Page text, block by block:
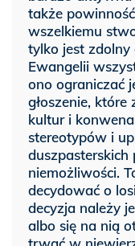
także
wszelkiemu
tylko jest zdolny
Ewangelii
ono ograniczać
głoszenie,
kultur i
stereotypów i
niemożliwości.
decydować o
decyzja należy
albo się na nią